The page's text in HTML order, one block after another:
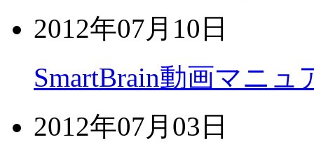
2012年07月10日
SmartBrain動画マニ
2012年07月03日